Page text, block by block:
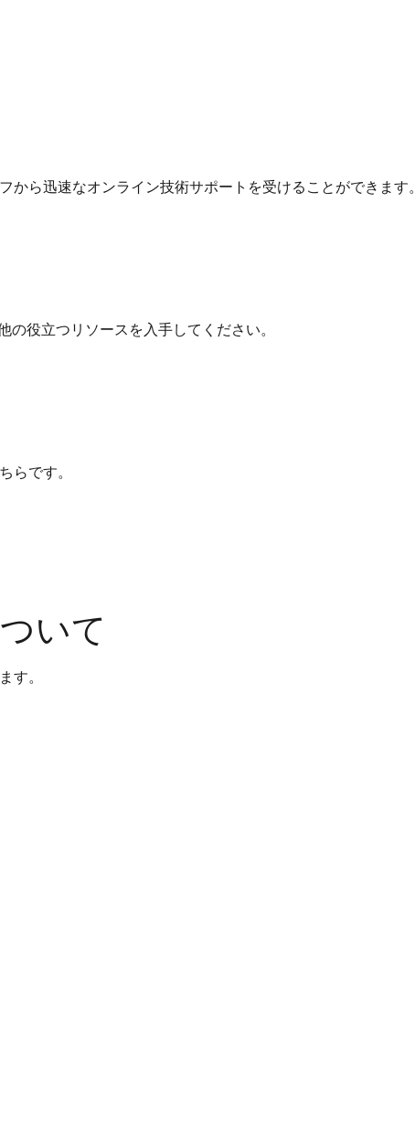
ら迅速なオンライン技術サポートを受けることができます。
役立つリソースを入手してください。
らです。
いて
す。